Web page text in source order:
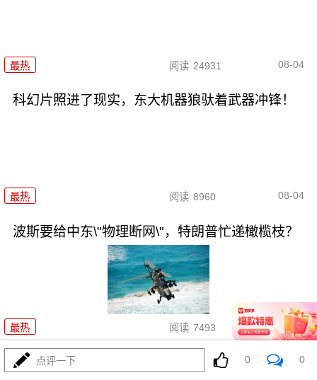
最热 阅读 24931 08-04
科幻片照进了现实，东大机器狼驮着武器冲锋！
最热 阅读 8960 08-04
波斯要给中东\"物理断网\"，特朗普忙递橄榄枝？
最热 阅读 7493 08-04
F-35真被波斯导弹端了！美军这
点评一下 0 0